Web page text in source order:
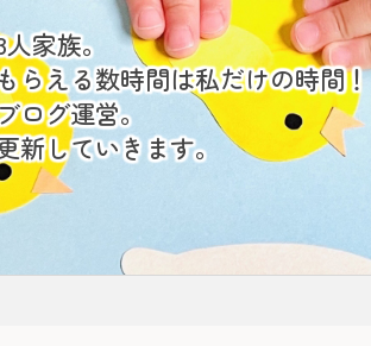
家族。
らえる数時間は私だけの時間！
ログ運営。
新していきます。